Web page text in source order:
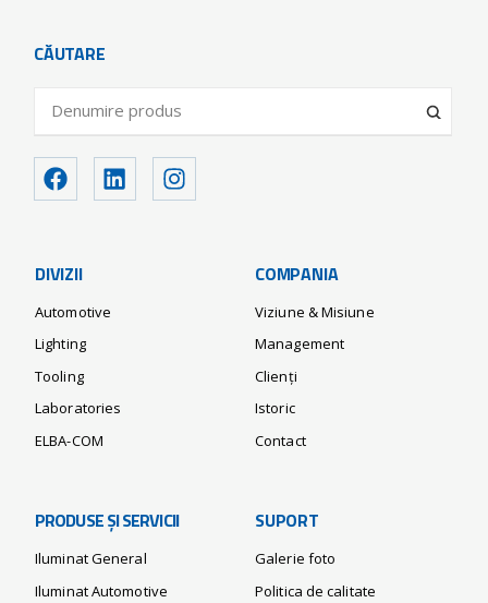
CĂUTARE
DIVIZII
Automotive
Lighting
Tooling
Laboratories
ELBA-COM
COMPANIA
Viziune & Misiune
Management
Clienți
Istoric
Contact
PRODUSE ȘI SERVICII
Iluminat General
Iluminat Automotive
SUPORT
Galerie foto
Politica de calitate